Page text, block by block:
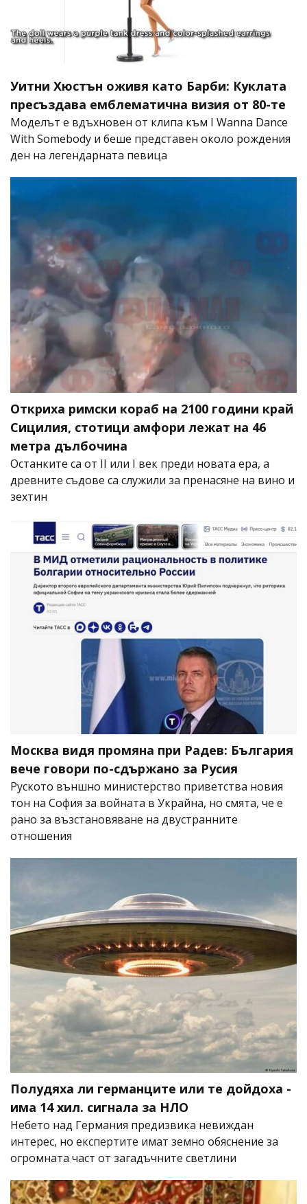
Уитни Хюстън оживя като Барби: Куклата
пресъздава емблематична визия от 80-те
Моделът е вдъхновен от клипа към I Wanna Dance
With Somebody и беше представен около рождения
ден на легендарната певица
Откриха римски кораб на 2100 години край
Сицилия, стотици амфори лежат на 46
метра дълбочина
Останките са от II или I век преди новата ера, а
древните съдове са служили за пренасяне на вино и
зехтин
Москва видя промяна при Радев: България
вече говори по-сдържано за Русия
Руското външно министерство приветства новия
тон на София за войната в Украйна, но смята, че е
рано за възстановяване на двустранните
отношения
Полудяха ли германците или те дойдоха -
има 14 хил. сигнала за НЛО
Небето над Германия предизвика невиждан
интерес, но експертите имат земно обяснение за
огромната част от загадъчните светлини